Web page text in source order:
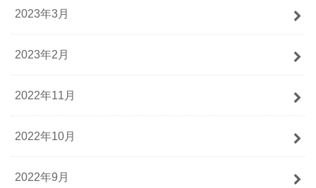
2023年3月
2023年2月
2022年11月
2022年10月
2022年9月